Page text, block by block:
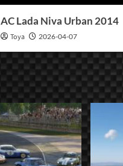
AC Lada Niva Urban 2014
Toya 2026-04-07